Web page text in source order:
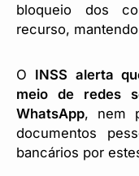
bloqueio dos
recurso,
O INSS alerta
meio de redes
WhatsApp, nem
documentos
bancários por